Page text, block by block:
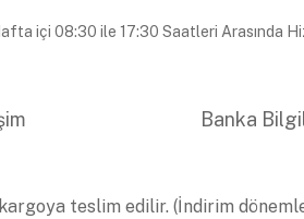
içi 08:30 ile 17:30 Saatleri Arasında
Banka
teslim edilir. (İndirim